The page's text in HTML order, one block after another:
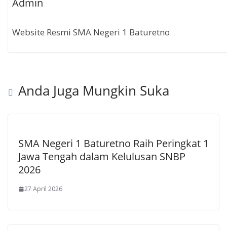
Website Resmi SMA Negeri 1 Baturetno
Anda Juga Mungkin Suka
SMA Negeri 1 Baturetno Raih Peringkat 1
Jawa Tengah dalam Kelulusan SNBP
2026
27 April 2026